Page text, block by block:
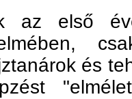
az első
és